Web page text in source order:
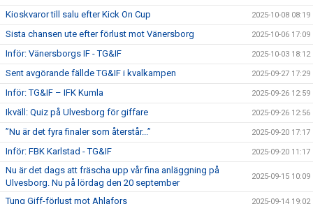
Kioskvaror till salu efter Kick On Cup 2025-10-08 08:19
Sista chansen ute efter förlust mot Vänersborg 2025-10-06 17:09
Inför: Vänersborgs IF - TG&IF 2025-10-03 18:12
Sent avgörande fällde TG&IF i kvalkampen 2025-09-27 17:29
Inför: TG&IF – IFK Kumla 2025-09-26 12:59
Ikväll: Quiz på Ulvesborg för giffare 2025-09-26 12:56
”Nu är det fyra finaler som återstår...” 2025-09-20 17:17
Inför: FBK Karlstad - TG&IF 2025-09-20 11:17
Nu är det dags att fräscha upp vår fina anläggning på
Ulvesborg. Nu på lördag den 20 september
2025-09-15 10:09
Tung Giff-förlust mot Ahlafors 2025-09-14 19:02